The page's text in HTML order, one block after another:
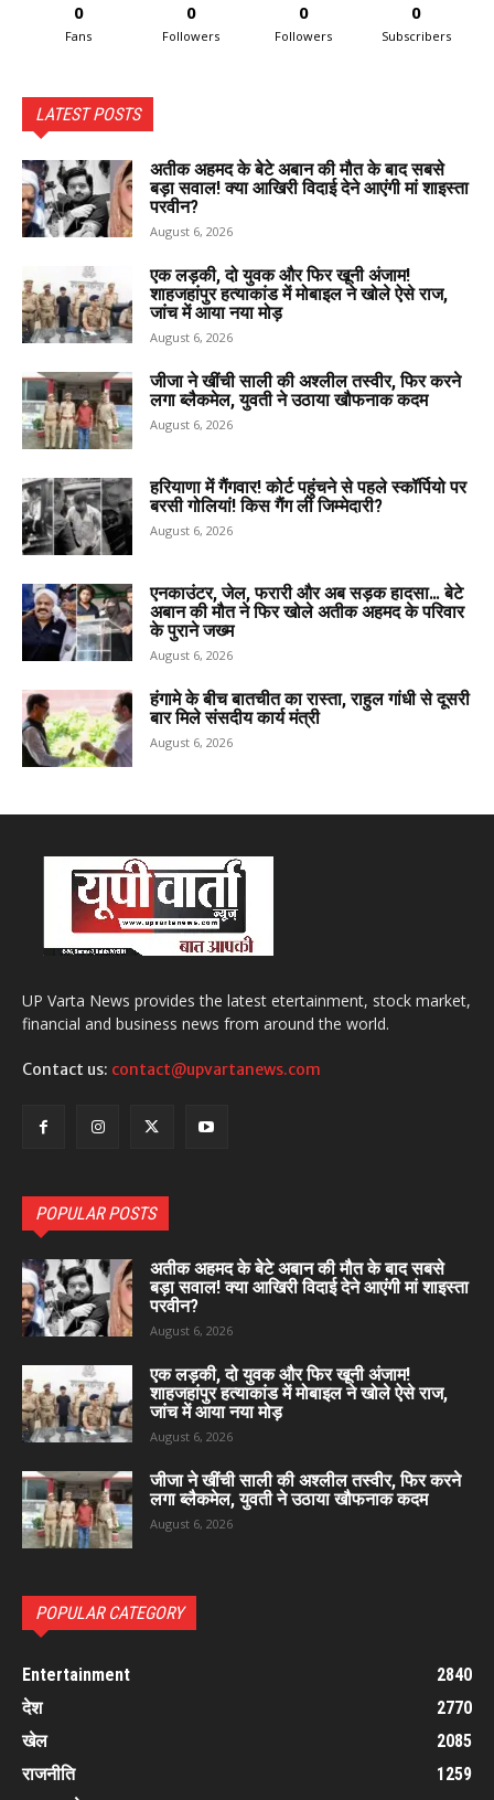
0
Fans
0
Followers
0
Followers
0
Subscribers
LATEST POSTS
अतीक अहमद के बेटे अबान की मौत के बाद सबसे
बड़ा सवाल! क्या आखिरी विदाई देने आएंगी मां शाइस्ता
परवीन?
August 6, 2026
एक लड़की, दो युवक और फिर खूनी अंजाम!
शाहजहांपुर हत्याकांड में मोबाइल ने खोले ऐसे राज,
जांच में आया नया मोड़
August 6, 2026
जीजा ने खींची साली की अश्लील तस्वीर, फिर करने
लगा ब्लैकमेल, युवती ने उठाया खौफनाक कदम
August 6, 2026
हरियाणा में गैंगवार! कोर्ट पहुंचने से पहले स्कॉर्पियो पर
बरसी गोलियां! किस गैंग ली जिम्मेदारी?
August 6, 2026
एनकाउंटर, जेल, फरारी और अब सड़क हादसा… बेटे
अबान की मौत ने फिर खोले अतीक अहमद के परिवार
के पुराने जख्म
August 6, 2026
हंगामे के बीच बातचीत का रास्ता, राहुल गांधी से दूसरी
बार मिले संसदीय कार्य मंत्री
August 6, 2026
UP Varta News provides the latest etertainment, stock market,
financial and business news from around the world.
Contact us: contact@upvartanews.com
POPULAR POSTS
अतीक अहमद के बेटे अबान की मौत के बाद सबसे
बड़ा सवाल! क्या आखिरी विदाई देने आएंगी मां शाइस्ता
परवीन?
August 6, 2026
एक लड़की, दो युवक और फिर खूनी अंजाम!
शाहजहांपुर हत्याकांड में मोबाइल ने खोले ऐसे राज,
जांच में आया नया मोड़
August 6, 2026
जीजा ने खींची साली की अश्लील तस्वीर, फिर करने
लगा ब्लैकमेल, युवती ने उठाया खौफनाक कदम
August 6, 2026
POPULAR CATEGORY
Entertainment
2840
देश
2770
खेल
2085
राजनीति
1259